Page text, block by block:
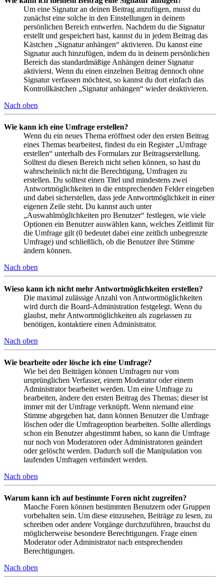
Um eine Signatur an deinen Beitrag anzufügen, musst du
zunächst eine solche in den Einstellungen in deinem
persönlichen Bereich entwerfen. Nachdem du die Signatur
erstellt und gespeichert hast, kannst du in jedem Beitrag das
Kästchen „Signatur anhängen“ aktivieren. Du kannst eine
Signatur auch hinzufügen, indem du in deinem persönlichen
Bereich das standardmäßige Anhängen deiner Signatur
aktivierst. Wenn du einen einzelnen Beitrag dennoch ohne
Signatur verfassen möchtest, so kannst du dort einfach das
Kontrollkästchen „Signatur anhängen“ wieder deaktivieren.
Nach oben
Wie kann ich eine Umfrage erstellen?
Wenn du ein neues Thema eröffnest oder den ersten Beitrag
eines Themas bearbeitest, findest du ein Register „Umfrage
erstellen“ unterhalb des Formulars zur Beitragserstellung.
Solltest du diesen Bereich nicht sehen können, so hast du
wahrscheinlich nicht die Berechtigung, Umfragen zu
erstellen. Du solltest einen Titel und mindestens zwei
Antwortmöglichkeiten in die entsprechenden Felder eingeben
und dabei sicherstellen, dass jede Antwortmöglichkeit in einer
eigenen Zeile steht. Du kannst auch unter
„Auswahlmöglichkeiten pro Benutzer“ festlegen, wie viele
Optionen ein Benutzer auswählen kann, welches Zeitlimit für
die Umfrage gilt (0 bedeutet dabei eine zeitlich unbegrenzte
Umfrage) und schließlich, ob die Benutzer ihre Stimme
ändern können.
Nach oben
Wieso kann ich nicht mehr Antwortmöglichkeiten erstellen?
Die maximal zulässige Anzahl von Antwortmöglichkeiten
wird durch die Board-Administration festgelegt. Wenn du
glaubst, mehr Antwortmöglichkeiten als zugelassen zu
benötigen, kontaktiere einen Administrator.
Nach oben
Wie bearbeite oder lösche ich eine Umfrage?
Wie bei den Beiträgen können Umfragen nur vom
ursprünglichen Verfasser, einem Moderator oder einem
Administrator bearbeitet werden. Um eine Umfrage zu
bearbeiten, ändere den ersten Beitrag des Themas; dieser ist
immer mit der Umfrage verknüpft. Wenn niemand eine
Stimme abgegeben hat, dann können Benutzer die Umfrage
löschen oder die Umfrageoption bearbeiten. Sollte allerdings
schon ein Benutzer abgestimmt haben, so kann die Umfrage
nur noch von Moderatoren oder Administratoren geändert
oder gelöscht werden. Dadurch soll die Manipulation von
laufenden Umfragen verhindert werden.
Nach oben
Warum kann ich auf bestimmte Foren nicht zugreifen?
Manche Foren können bestimmten Benutzern oder Gruppen
vorbehalten sein. Um diese einzusehen, Beiträge zu lesen, zu
schreiben oder andere Vorgänge durchzuführen, brauchst du
möglicherweise besondere Berechtigungen. Frage einen
Moderator oder Administrator nach entsprechenden
Berechtigungen.
Nach oben